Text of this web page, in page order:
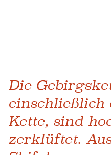
Die
einschließlich
Kette, sind
zerklüftet.